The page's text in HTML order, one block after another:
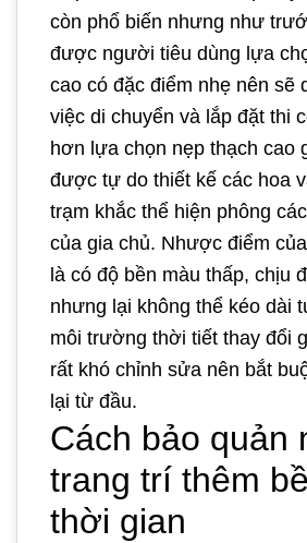
còn phổ biến nhưng như
được người tiêu dùng lựa
cao có đặc điểm nhẹ nên sẽ
việc di chuyển và lắp đặt thi
hơn lựa chọn nẹp thạch cao
được tự do thiết kế các hoa
trạm khắc thể hiện phông
của gia chủ. Nhược điểm
là có độ bền màu thấp, chịu
nhưng lại không thể kéo dài
môi trường thời tiết thay đổi
rất khó chỉnh sửa nên bắt
lại từ đầu.
Cách bảo quản
trang trí thêm
thời gian